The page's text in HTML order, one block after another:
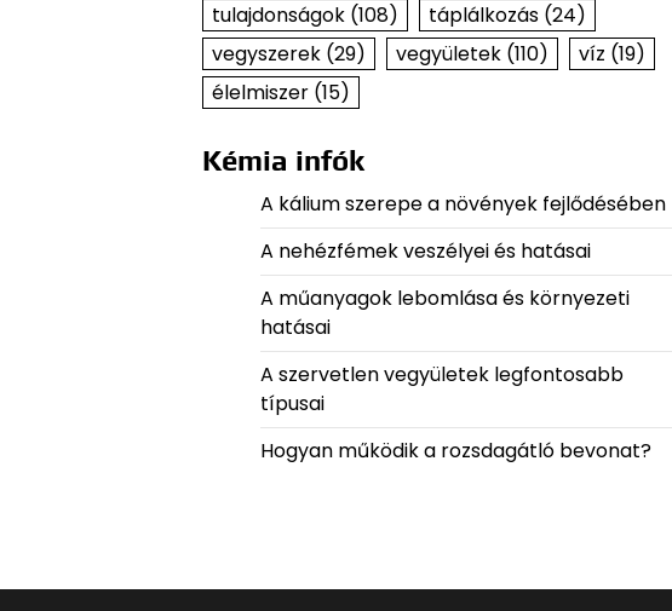
tulajdonságok(108) táplálkozás(24)
vegyszerek(29) vegyületek(110) víz (19)
élelmiszer(15)
Kémia infók
A kálium szerepe a növények fejlődésében
A nehézfémek veszélyei és hatásai
A műanyagok lebomlása és környezeti
hatásai
A szervetlen vegyületek legfontosabb
típusai
Hogyan működik a rozsdagátló bevonat?